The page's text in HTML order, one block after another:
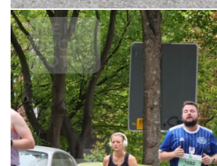
6,99 € MERKEN
21.09.2025 11:23:36